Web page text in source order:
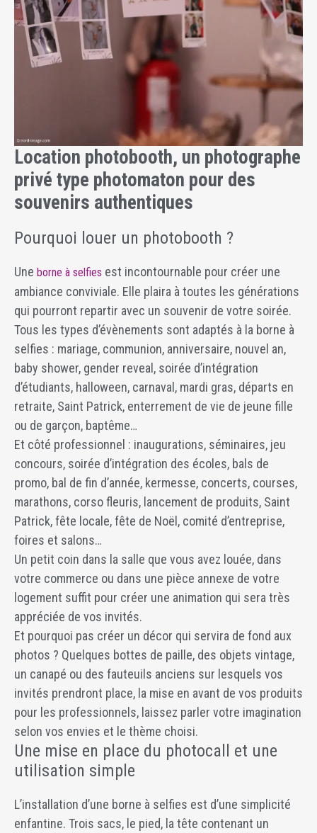
Location photobooth, un photographe
privé type photomaton pour des
souvenirs authentiques
Pourquoi louer un photobooth ?
Une borne à selfies est incontournable pour créer une
ambiance conviviale. Elle plaira à toutes les générations
qui pourront repartir avec un souvenir de votre soirée.
Tous les types d’évènements sont adaptés à la borne à
selfies : mariage, communion, anniversaire, nouvel an,
baby shower, gender reveal, soirée d’intégration
d’étudiants, halloween, carnaval, mardi gras, départs en
retraite, Saint Patrick, enterrement de vie de jeune fille
ou de garçon, baptême…
Et côté professionnel : inaugurations, séminaires, jeu
concours, soirée d’intégration des écoles, bals de
promo, bal de fin d’année, kermesse, concerts, courses,
marathons, corso fleuris, lancement de produits, Saint
Patrick, fête locale, fête de Noël, comité d’entreprise,
foires et salons…
Un petit coin dans la salle que vous avez louée, dans
votre commerce ou dans une pièce annexe de votre
logement suffit pour créer une animation qui sera très
appréciée de vos invités.
Et pourquoi pas créer un décor qui servira de fond aux
photos ? Quelques bottes de paille, des objets vintage,
un canapé ou des fauteuils anciens sur lesquels vos
invités prendront place, la mise en avant de vos produits
pour les professionnels, laissez parler votre imagination
selon vos envies et le thème choisi.
Une mise en place du photocall et une
utilisation simple
L’installation d’une borne à selfies est d’une simplicité
enfantine. Trois sacs, le pied, la tête contenant un